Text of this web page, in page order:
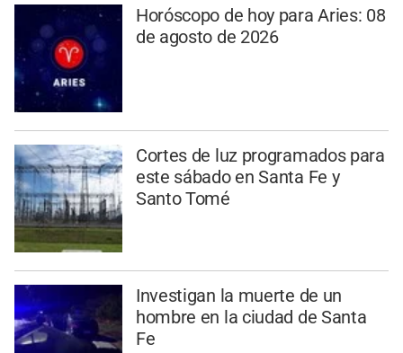
Horóscopo de hoy para Aries: 08
de agosto de 2026
Cortes de luz programados para
este sábado en Santa Fe y
Santo Tomé
Investigan la muerte de un
hombre en la ciudad de Santa
Fe